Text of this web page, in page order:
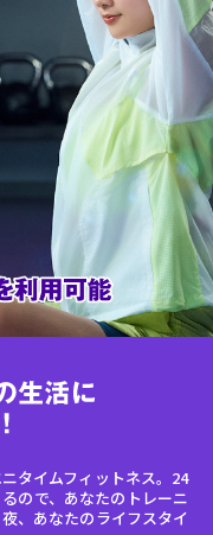
タイムフィットネス。24
ので、あなたのトレーニ
、あなたのライフスタイ